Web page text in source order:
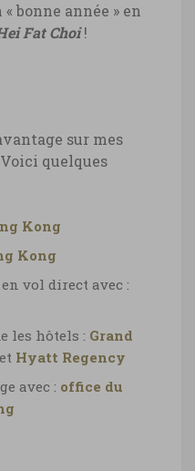
bonne année » en
Fat Choi!
sur mes
quelques
Kong
Kong
vol direct avec :
les hôtels : Grand
Hyatt Regency
avec : office du